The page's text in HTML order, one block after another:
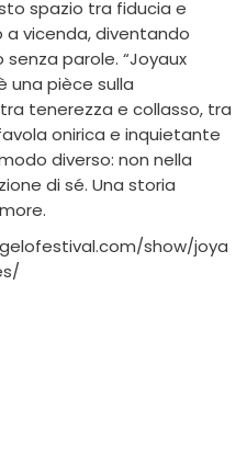
spazio tra fiducia e
a vicenda, diventando
parole. “Joyaux
una pièce sulla
tenerezza e collasso, tra
onirica e inquietante
diverso: non nella
di sé. Una storia
show/joya